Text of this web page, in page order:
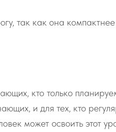
так как она
кто только
и для тех, кто
может освоить этот